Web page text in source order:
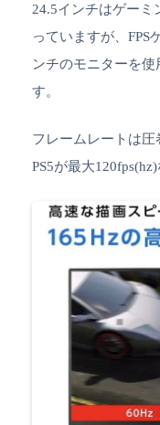
24.5インチはゲーミ
っていますが、FPS
ンチのモニターを
す。
フレームレートは圧
PS5が最大